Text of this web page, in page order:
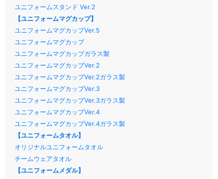
ユニフォームスタンド Ver.2
【ユニフォームマグカップ】
ユニフォームマグカップVer.5
ユニフォームマグカップ
ユニフォームマグカップガラス製
ユニフォームマグカップVer.2
ユニフォームマグカップVer.2ガラス製
ユニフォームマグカップVer.3
ユニフォームマグカップVer.3ガラス製
ユニフォームマグカップVer.4
ユニフォームマグカップVer.4ガラス製
【ユニフォームタオル】
オリジナルユニフォームタオル
チームウェアタオル
【ユニフォームメダル】